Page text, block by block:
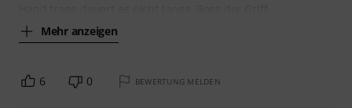
Mehr anzeigen
6 0 BEWERTUNG MELDEN